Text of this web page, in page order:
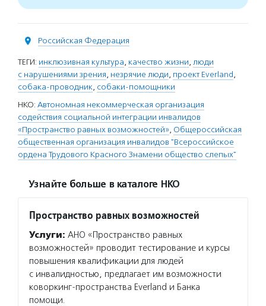
Российская Федерация
ТЕГИ: инклюзивная культура, качество жизни, люди
с нарушениями зрения, незрячие люди, проект Everland,
собака-проводник, собаки-помощники
НКО: Автономная некоммерческая организация
содействия социальной интеграции инвалидов
«Пространство равных возможностей», Общероссийская
общественная организация инвалидов "Всероссийское
ордена Трудового Красного Знамени общество слепых"
Узнайте больше в каталоге НКО
Пространство равных возможностей
Услуги: АНО «Пространство равных
возможностей» проводит тестирование и курсы
повышения квалификации для людей
с инвалидностью, предлагает им возможности
коворкинг-пространства Everland и Банка
помощи.